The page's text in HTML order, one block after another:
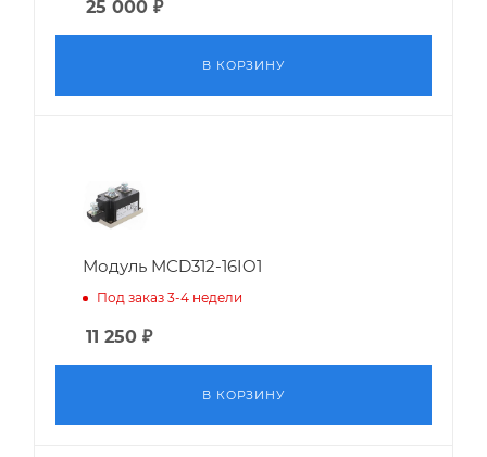
25 000 ₽
В КОРЗИНУ
Модуль MCD312-16IO1
Под заказ 3-4 недели
11 250 ₽
В КОРЗИНУ